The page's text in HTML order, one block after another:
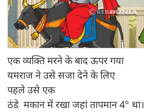
एक व्यक्ति मरने के बाद ऊपर गया
यमराज ने उसे सजा देने के लिए
पहले उसे एक
ठंडे मकान में रखा जहां तापमान 4° था।